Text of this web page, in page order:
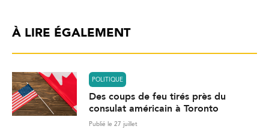
À LIRE ÉGALEMENT
POLITIQUE
Des coups de feu tirés près du
consulat américain à Toronto
Publié le 27 juillet